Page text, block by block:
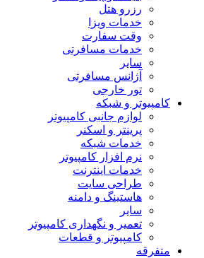
رزرو هتل
خدمات ویزا
وقت سفارت
خدمات مسافرتی
سایر
آژانس مسافرتی
تور خارجی
کامپیوتر و شبکه
لوازم جانبی کامپیوتر
پرینتر و اسکنر
خدمات شبکه
نرم افزار کامپیوتر
خدمات اینترنت
طراحی سایت
هاستینگ و دامنه
سایر
تعمیر و نگهداری کامپیوتر
کامپیوتر و قطعات
متفرقه